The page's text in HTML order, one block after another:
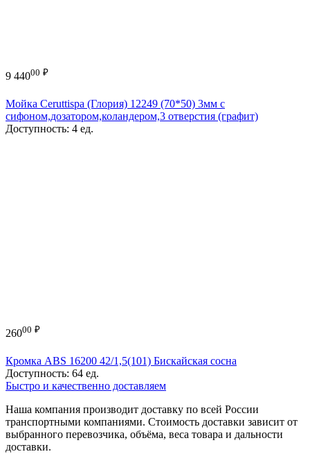
9 44000 ₽
Мойка Ceruttispa (Глория) 12249 (70*50) 3мм с
сифоном,дозатором,коландером,3 отверстия (графит)
Доступность: 4 ед.
26000 ₽
Кромка ABS 16200 42/1,5(101) Бискайская сосна
Доступность: 64 ед.
Быстро и качественно доставляем
Наша компания производит доставку по всей России
транспортными компаниями. Стоимость доставки зависит от
выбранного перевозчика, объёма, веса товара и дальности
доставки.